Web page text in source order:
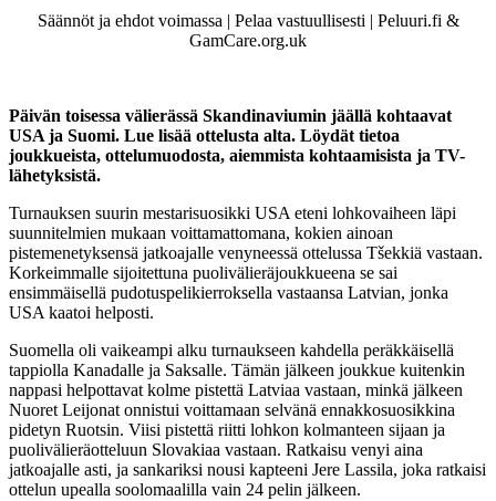
Säännöt ja ehdot voimassa | Pelaa vastuullisesti | Peluuri.fi &
GamCare.org.uk
Päivän toisessa välierässä Skandinaviumin jäällä kohtaavat
USA ja Suomi. Lue lisää ottelusta alta. Löydät tietoa
joukkueista, ottelumuodosta, aiemmista kohtaamisista ja TV-
lähetyksistä.
Turnauksen suurin mestarisuosikki USA eteni lohkovaiheen läpi
suunnitelmien mukaan voittamattomana, kokien ainoan
pistemenetyksensä jatkoajalle venyneessä ottelussa Tšekkiä vastaan.
Korkeimmalle sijoitettuna puolivälieräjoukkueena se sai
ensimmäisellä pudotuspelikierroksella vastaansa Latvian, jonka
USA kaatoi helposti.
Suomella oli vaikeampi alku turnaukseen kahdella peräkkäisellä
tappiolla Kanadalle ja Saksalle. Tämän jälkeen joukkue kuitenkin
nappasi helpottavat kolme pistettä Latviaa vastaan, minkä jälkeen
Nuoret Leijonat onnistui voittamaan selvänä ennakkosuosikkina
pidetyn Ruotsin. Viisi pistettä riitti lohkon kolmanteen sijaan ja
puolivälieräotteluun Slovakiaa vastaan. Ratkaisu venyi aina
jatkoajalle asti, ja sankariksi nousi kapteeni Jere Lassila, joka ratkaisi
ottelun upealla soolomaalilla vain 24 pelin jälkeen.